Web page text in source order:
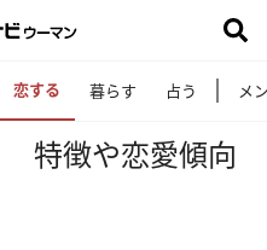
恋する 暮らす 占う メ
特徴や恋愛傾向